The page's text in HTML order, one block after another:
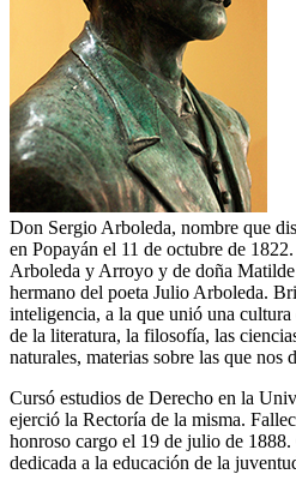
Don Sergio Arboleda, nombre que
en Popayán el 11 de octubre de
Arboleda y Arroyo y de doña
hermano del poeta Julio Arboleda.
inteligencia, a la que unió una
de la literatura, la filosofía, las
naturales, materias sobre las que nos
Cursó estudios de Derecho en la
ejerció la Rectoría de la misma.
honroso cargo el 19 de julio de
dedicada a la educación de la